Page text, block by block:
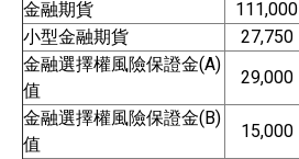
金融期貨
111,000
小型金融期貨
27,750
金融選擇權風險保證金(A)
值
29,000
金融選擇權風險保證金(B)
值
15,000